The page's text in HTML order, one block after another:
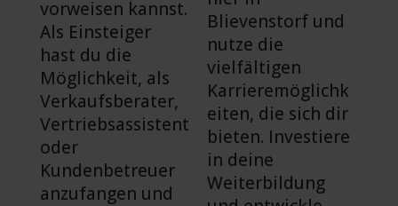
vorweisen kannst.
Als Einsteiger
hast du die
Möglichkeit, als
Verkaufsberater,
Vertriebsassistent
oder
Kundenbetreuer
anzufangen und
Blievenstorf und
nutze die
vielfältigen
Karrieremöglichk
eiten, die sich dir
bieten. Investiere
in deine
Weiterbildung